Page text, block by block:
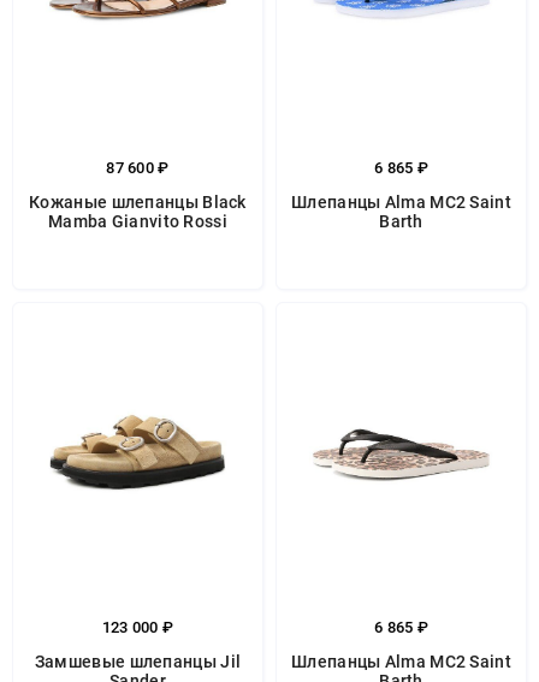
87 600 ₽
Кожаные шлепанцы Black
Mamba Gianvito Rossi
6 865 ₽
Шлепанцы Alma MC2 Saint
Barth
123 000 ₽
Замшевые шлепанцы Jil
6 865 ₽
Шлепанцы Alma MC2 Saint